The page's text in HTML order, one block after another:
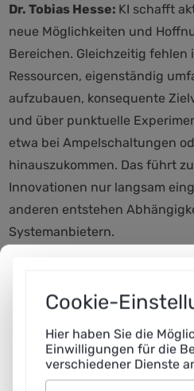
Dr. Tobias Hesse: KI schafft
neue Möglichkeiten und
Bereichen. Gleichzeitig fehlen
Ressourcen, eigenständig
aufzubauen, konsequente
und über punktuelle
etwa bei Ampelschaltungen
hinauszukommen. Das führt
Innovationen nur langsam
anderen entstehen
Systemanbietern.
Kommunen, die vor sehr
stehen, beispielsweise
Dateninfrastrukturen oder
Zuständigkeiten. Es zeigt
Cookie-
Hier haben Sie die
Einwilligungen für die
verschiedener Dienste